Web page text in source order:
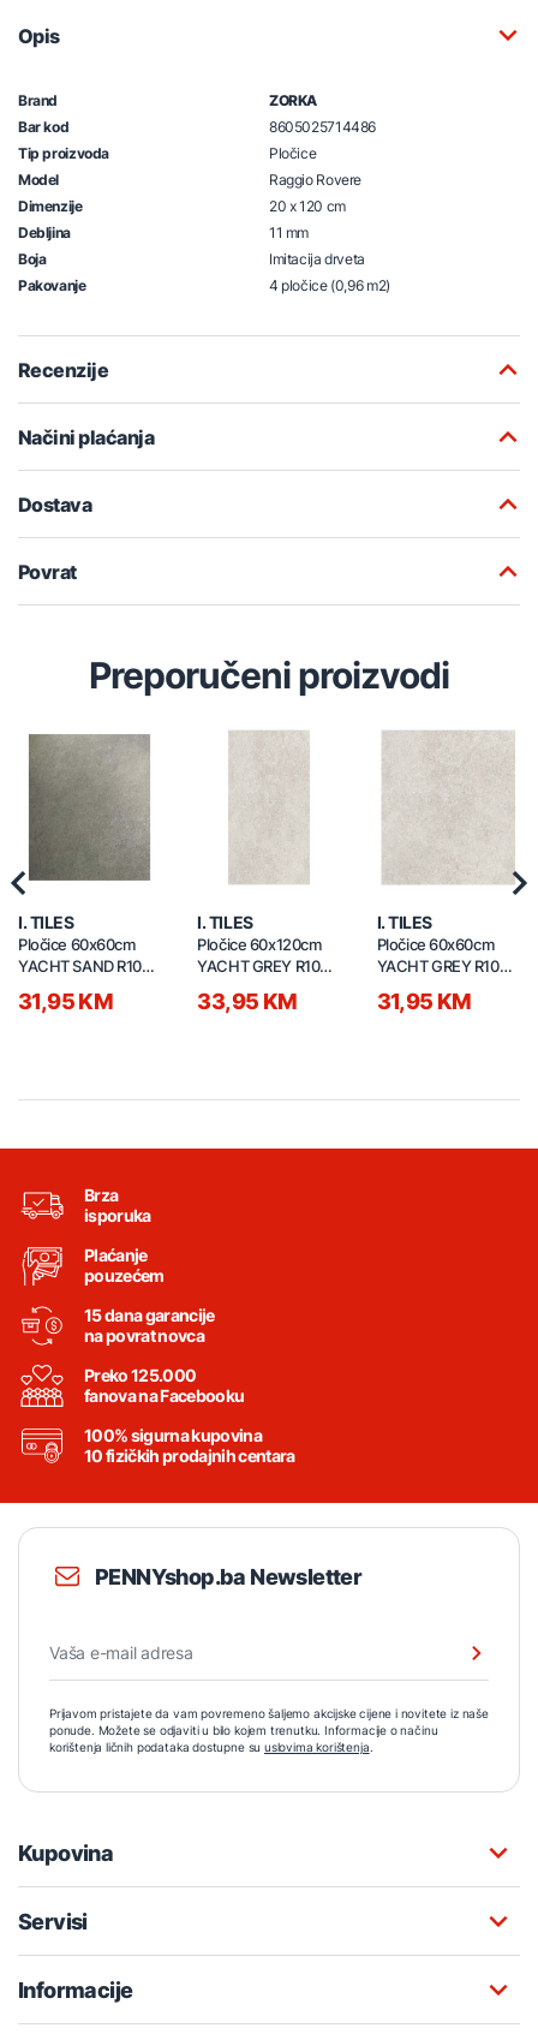
Opis
Brand
ZORKA
Bar kod
8605025714486
Tip proizvoda
Pločice
Model
Raggio Rovere
Dimenzije
20 x 120 cm
Debljina
11 mm
Boja
Imitacija drveta
Pakovanje
4 pločice (0,96 m2)
Recenzije
Načini plaćanja
Dostava
Povrat
Preporučeni proizvodi
I. TILES
Pločice 60x60cm
YACHT SAND R10
31,95 KM
I. TILES
Pločice 60x120cm
YACHT GREY R10
33,95 KM
I. TILES
Pločice 60x60cm
YACHT GREY R10
31,95 KM
Brza
isporuka
Plaćanje
pouzećem
15 dana garancije
na povrat novca
Preko 125.000
fanova na Facebooku
100% sigurna kupovina
10 fizičkih prodajnih centara
PENNYshop.ba Newsletter
Prijavom pristajete da vam povremeno šaljemo akcijske cijene i novitete iz naše
ponude. Možete se odjaviti u bilo kojem trenutku. Informacije o načinu
korištenja ličnih podataka dostupne su uslovima korištenja.
Kupovina
Servisi
Informacije